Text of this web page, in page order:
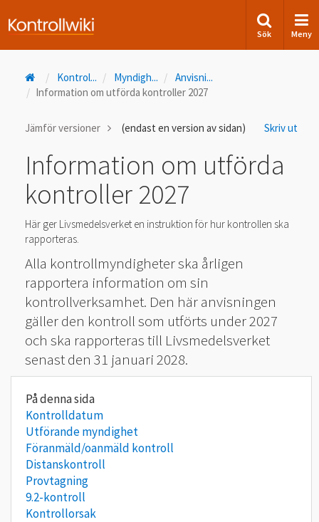
Sök Meny
Kontrol... Myndigh... Anvisni...
Information om utförda kontroller 2027
Skriv ut
Jämför versioner (endast en version av sidan)
Information om utförda
kontroller 2027
Här ger Livsmedelsverket en instruktion för hur kontrollen ska
rapporteras.
Alla kontrollmyndigheter ska årligen
rapportera information om sin
kontrollverksamhet. Den här anvisningen
gäller den kontroll som utförts under 2027
och ska rapporteras till Livsmedelsverket
senast den 31 januari 2028.
Kontrolldatum
Utförande myndighet
Föranmäld/oanmäld kontroll
Distanskontroll
Provtagning
9.2-kontroll
Kontrollorsak